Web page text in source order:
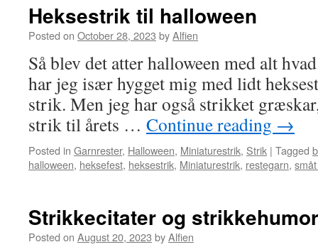
Heksestrik til halloween
Posted on October 28, 2023 byAlfien
Så blev det atter halloween med alt
har jeg især hygget mig med lidt
strik. Men jeg har også strikket
strik til årets … Continue reading →
Posted in Garnrester, Halloween, Miniaturestrik, Strik | Tagged
halloween, heksefest, heksestrik, Miniaturestrik, restegarn,
Strikkecitater og strikkehumor
Posted on August 20, 2023 byAlfien